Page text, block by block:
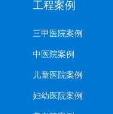
工程案例
三甲医院案例
中医院案例
儿童医院案例
妇幼医院案例